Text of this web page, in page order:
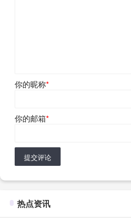
你的昵称*
你的邮箱*
提交评论
热点资讯